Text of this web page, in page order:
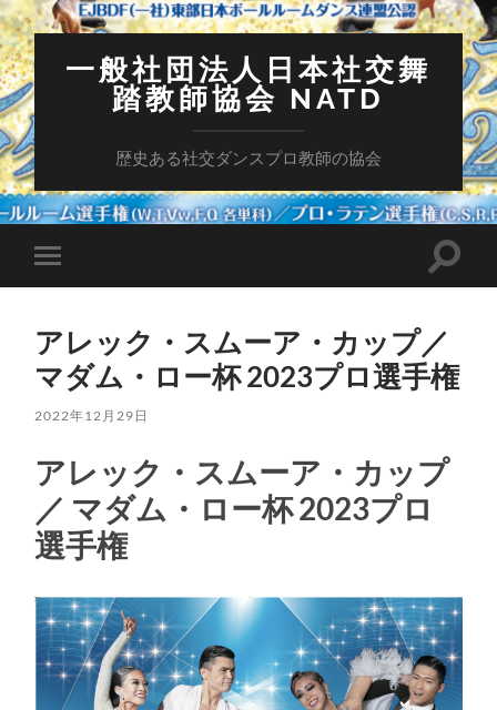
一般社団法人日本社交舞
踏教師協会 NATD
歴史ある社交ダンスプロ教師の協会
モ
バ
メ
ニ
ュ
ー
を
替
る
検
ー
ド
を
え
る
アレック・スムーア・カップ／
マダム・ロー杯 2023プロ選手権
2022年12月29日
アレック・スムーア・カップ
／ マダム・ロー杯 2023プロ
選手権